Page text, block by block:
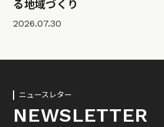
る地域づくり
2026.07.30
ニュースレター
NEWSLETTER